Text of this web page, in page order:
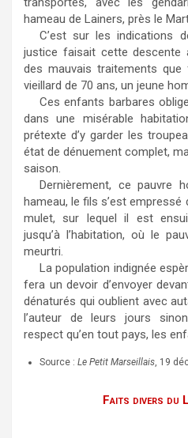
hameau de Lainers, près le
C’est sur les indications
justice faisait cette descente
des mauvais traitements
vieillard de 70 ans, un jeune
Ces enfants barbares
dans une misérable
prétexte d’y garder les
état de dénuement complet,
saison.
Dernièrement, ce pauvre
hameau, le fils s’est empressé
mulet, sur lequel il est
jusqu’à l’habitation, où le
meurtri.
La population indignée
fera un devoir d’envoyer
dénaturés qui oublient avec
l’auteur de leurs jours
respect qu’en tout pays, les
Source : Le Petit Marseillais, 19
Faits divers du